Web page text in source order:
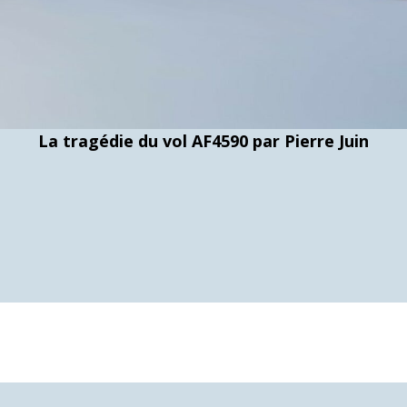
La tragédie du vol AF4590 par Pierre Juin